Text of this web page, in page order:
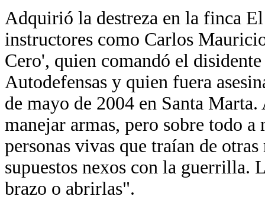
Adquirió la destreza en la finca
instructores como Carlos
Cero', quien comandó el
Autodefensas y quien fuera
de mayo de 2004 en Santa
manejar armas, pero sobre todo
personas vivas que traían de
supuestos nexos con la guerrilla.
brazo o abrirlas".